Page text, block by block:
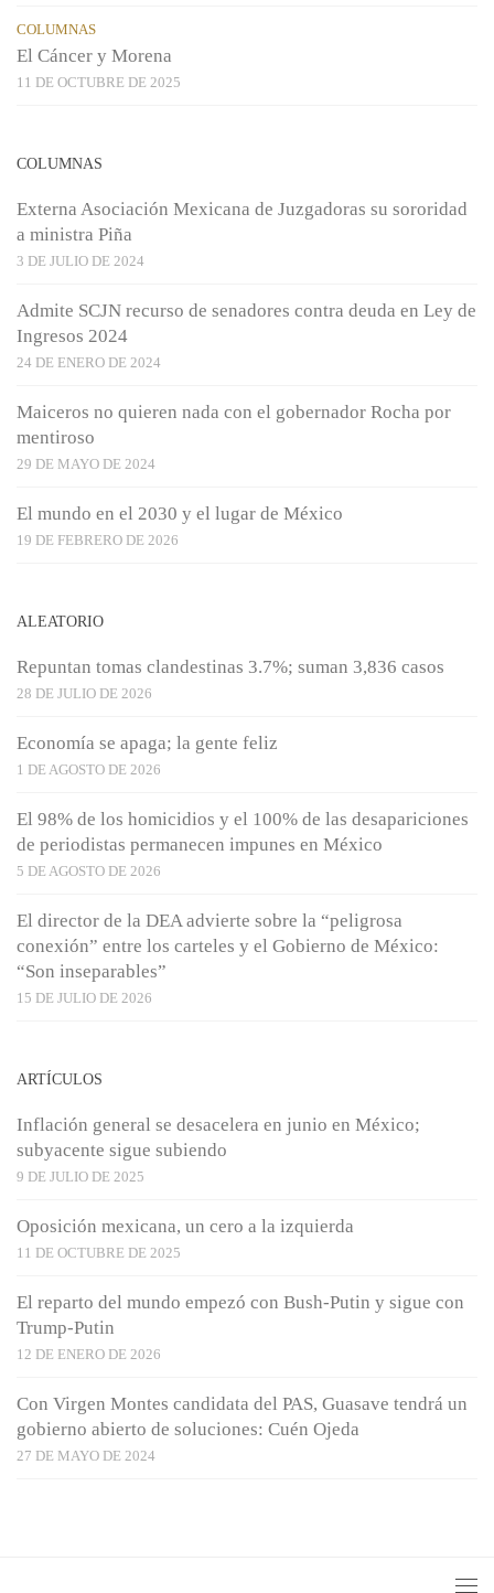
COLUMNAS
El Cáncer y Morena
11 DE OCTUBRE DE 2025
COLUMNAS
Externa Asociación Mexicana de Juzgadoras su sororidad
a ministra Piña
3 DE JULIO DE 2024
Admite SCJN recurso de senadores contra deuda en Ley de
Ingresos 2024
24 DE ENERO DE 2024
Maiceros no quieren nada con el gobernador Rocha por
mentiroso
29 DE MAYO DE 2024
El mundo en el 2030 y el lugar de México
19 DE FEBRERO DE 2026
ALEATORIO
Repuntan tomas clandestinas 3.7%; suman 3,836 casos
28 DE JULIO DE 2026
Economía se apaga; la gente feliz
1 DE AGOSTO DE 2026
El 98% de los homicidios y el 100% de las desapariciones
de periodistas permanecen impunes en México
5 DE AGOSTO DE 2026
El director de la DEA advierte sobre la “peligrosa
conexión” entre los carteles y el Gobierno de México:
“Son inseparables”
15 DE JULIO DE 2026
ARTÍCULOS
Inflación general se desacelera en junio en México;
subyacente sigue subiendo
9 DE JULIO DE 2025
Oposición mexicana, un cero a la izquierda
11 DE OCTUBRE DE 2025
El reparto del mundo empezó con Bush-Putin y sigue con
Trump-Putin
12 DE ENERO DE 2026
Con Virgen Montes candidata del PAS, Guasave tendrá un
gobierno abierto de soluciones: Cuén Ojeda
27 DE MAYO DE 2024